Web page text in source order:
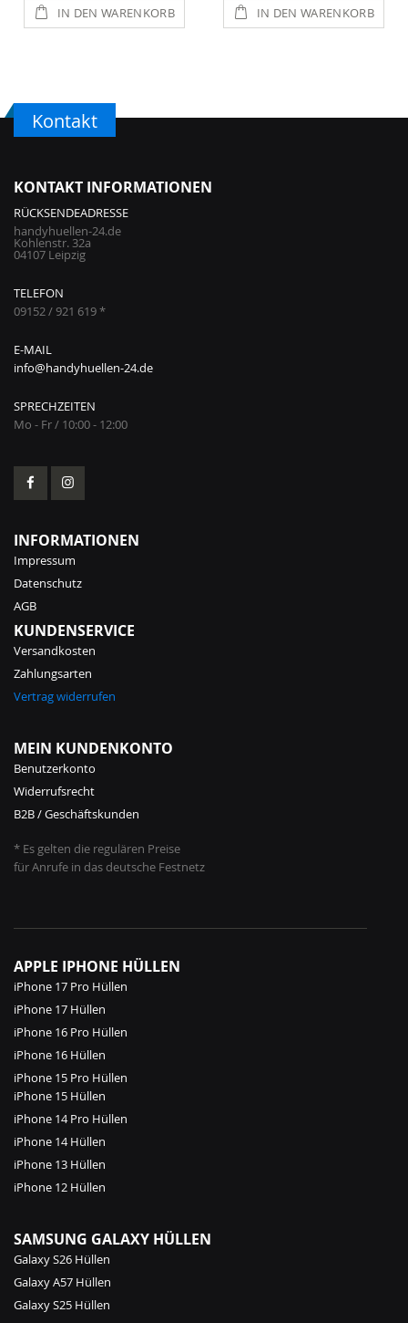
IN DEN WARENKORB IN DEN WARENKORB
Kontakt
KONTAKT INFORMATIONEN
RÜCKSENDEADRESSE
handyhuellen-24.de
Kohlenstr. 32a
04107 Leipzig
TELEFON
09152 / 921 619 *
E-MAIL
info@handyhuellen-24.de
SPRECHZEITEN
Mo - Fr / 10:00 - 12:00
INFORMATIONEN
Impressum
Datenschutz
AGB
KUNDENSERVICE
Versandkosten
Zahlungsarten
Vertrag widerrufen
MEIN KUNDENKONTO
Benutzerkonto
Widerrufsrecht
B2B / Geschäftskunden
* Es gelten die regulären Preise
für Anrufe in das deutsche Festnetz
APPLE IPHONE HÜLLEN
iPhone 17 Pro Hüllen
iPhone 17 Hüllen
iPhone 16 Pro Hüllen
iPhone 16 Hüllen
iPhone 15 Pro Hüllen
iPhone 15 Hüllen
iPhone 14 Pro Hüllen
iPhone 14 Hüllen
iPhone 13 Hüllen
iPhone 12 Hüllen
SAMSUNG GALAXY HÜLLEN
Galaxy S26 Hüllen
Galaxy A57 Hüllen
Galaxy S25 Hüllen